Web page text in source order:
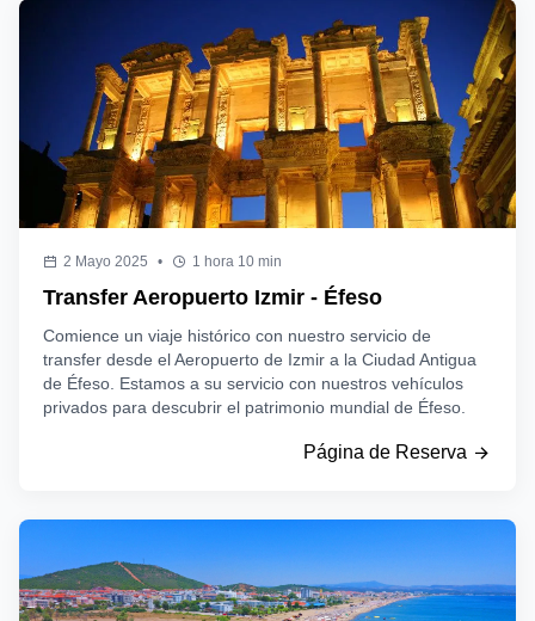
2 Mayo 2025 • 1 hora 10 min
Transfer Aeropuerto Izmir - Éfeso
Comience un viaje histórico con nuestro servicio de
transfer desde el Aeropuerto de Izmir a la Ciudad Antigua
de Éfeso. Estamos a su servicio con nuestros vehículos
privados para descubrir el patrimonio mundial de Éfeso.
Página de Reserva